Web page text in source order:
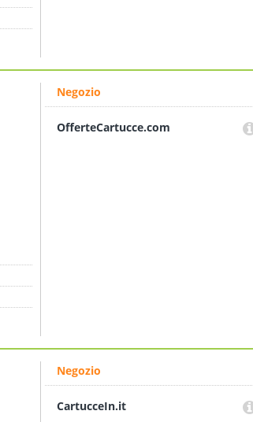
Negozio
OfferteCartucce.com
Negozio
CartucceIn.it